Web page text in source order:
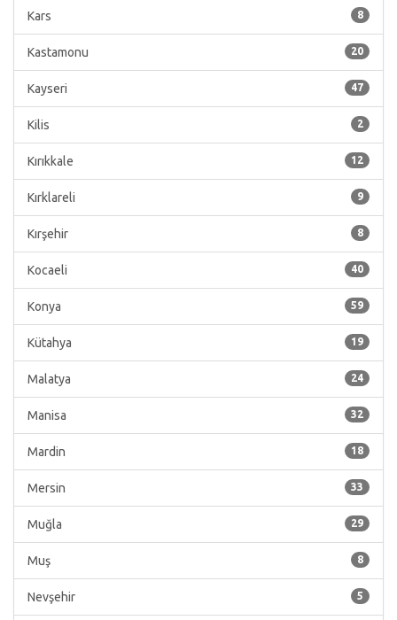
8
Kars
20
Kastamonu
47
Kayseri
2
Kilis
12
Kırıkkale
9
Kırklareli
8
Kırşehir
40
Kocaeli
59
Konya
19
Kütahya
24
Malatya
32
Manisa
18
Mardin
33
Mersin
29
Muğla
8
Muş
5
Nevşehir